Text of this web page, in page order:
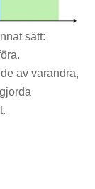
sätt:
av varandra,